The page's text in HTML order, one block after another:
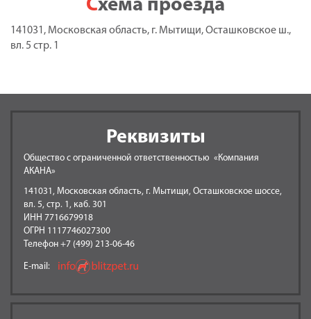
Схема проезда
141031, Московская область, г. Мытищи, Осташковское ш.,
вл. 5 стр. 1
Реквизиты
Общество с ограниченной ответственностью «Компания
АКАНА»
141031, Московская область, г. Мытищи, Осташковское шоссе,
вл. 5, стр. 1, каб. 301
ИНН 7716679918
ОГРН 1117746027300
Телефон +7 (499) 213-06-46
E-mail: